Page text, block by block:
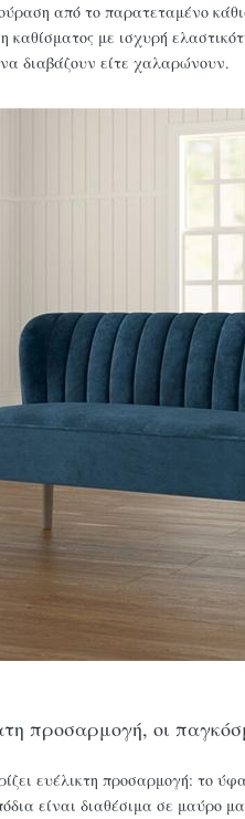
από το παρατεταμένο
καθίσματος με ισχυρή
διαβάζουν είτε χαλαρώνουν.
προσαρμογή, οι
ευέλικτη προσαρμογή: το
είναι διαθέσιμα σε μαύρο